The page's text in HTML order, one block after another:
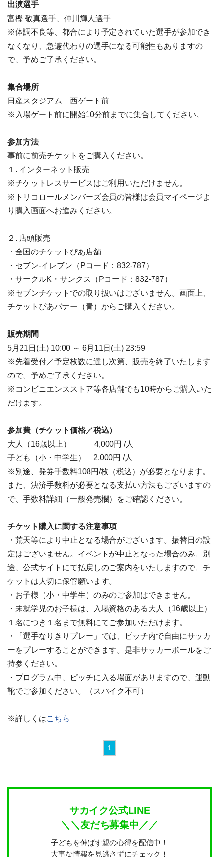
出演選手
富樫 敬真選手、仲川輝人選手
※体調不良等、都合により予定されていた選手が参加でき
なくなり、急遽代わりの選手になる可能性もありますの
で、予めご了承ください。
集合場所
日産スタジアム 西ゲート前
※入場ゲート前に開始10分前までに集合してください。
参加方法
事前に前売チケットをご購入ください。
１. インターネット販売
※チケットレスサービスはご利用いただけません。
※トリコロールメンバーズ会員の皆様は会員マイページよ
り購入画面へお進みください。
２. 店頭販売
・全国のチケットぴあ店舗
・セブン-イレブン（Pコード：832-787）
・サークルK・サンクス（Pコード：832-787）
※セブンチケットでの取り扱いはございません。画面上、
チケットぴあバナー（青）からご購入ください。
販売期間
5月21日(土) 10:00 ～ 6月11日(土) 23:59
※先着受付／予定枚数に達し次第、販売を終了いたします
ので、予めご了承ください。
※コンビニエンスストア等各店舗でも10時からご購入いた
だけます。
参加費（チケット価格／税込）
大人（16歳以上） 4,000円 /人
子ども（小・中学生） 2,000円 /人
※別途、発券手数料108円/枚（税込）が必要となります。
また、決済手数料が必要となる支払い方法もございますの
で、手数料詳細（一般発売欄）をご確認ください。
チケット購入に関する注意事項
・荒天等により中止となる場合がございます。振替日の設
定はございません。イベントが中止となった場合のみ、別
途、公式サイトにて払戻しのご案内をいたしますので、チ
ケットは大切に保管願います。
・お子様（小・中学生）のみのご参加はできません。
・未就学児のお子様は、入場資格のある大人（16歳以上）
１名につき１名まで無料にてご参加いただけます。
・「選手なりきりプレー」では、ピッチ内で自由にサッカ
ーをプレーすることができます。是非サッカーボールをご
持参ください。
・プログラム中、ピッチに入る場面がありますので、運動
靴でご参加ください。（スパイク不可）
※詳しくはこちら
1
サカイク公式LINE
＼＼友だち募集中／／
子どもを伸ばす親の心得を配信中！
大事な情報を見逃さずにチェック！